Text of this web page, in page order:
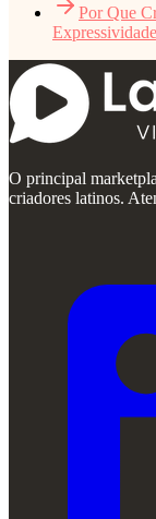
Por Que
O principal
criadores latinos.